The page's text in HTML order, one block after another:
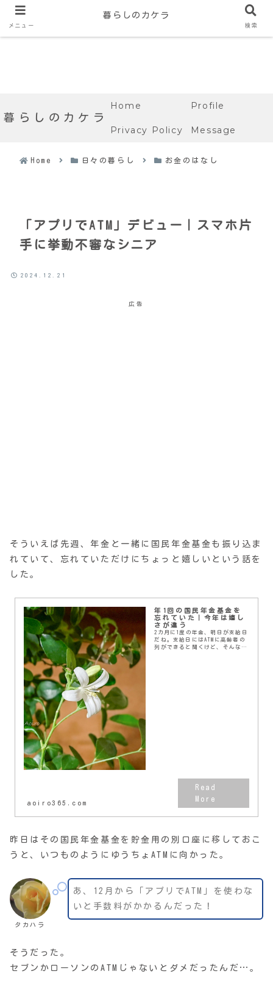
暮らしのカケラ
Home Profile
Privacy Policy Message
Home 日々の暮らし お金のはなし
「アプリでATM」デビュー｜スマホ片
手に挙動不審なシニア
2024.12.21
広告
そういえば先週、年金と一緒に国民年金基金も振り込ま
れていて、忘れていただけにちょっと嬉しいという話を
した。
年1回の国民年金基金を
忘れていた｜今年は嬉し
さが違う
2カ月に1度の年金、明日が支給日
だね。支給日にはATMに高齢者の
列ができると聞くけど、そんな話
aoiro365.com
昨日はその国民年金基金を貯金用の別口座に移しておこ
うと、いつものようにゆうちょATMに向かった。
タカハラ
あ、12月から「アプリでATM」を使わな
いと手数料がかかるんだった！
そうだった。
セブンかローソンのATMじゃないとダメだったんだ…。
メニュー
暮らしのカケラ
検索